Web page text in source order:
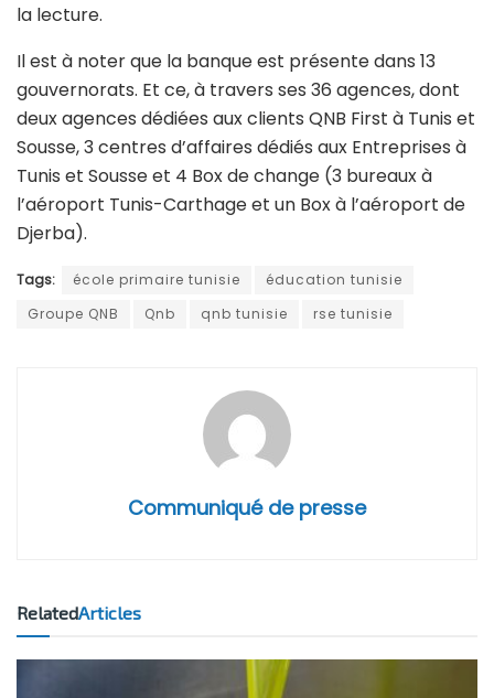
la lecture.
Il est à noter que la banque est présente dans 13
gouvernorats. Et ce, à travers ses 36 agences, dont
deux agences dédiées aux clients QNB First à Tunis et
Sousse, 3 centres d’affaires dédiés aux Entreprises à
Tunis et Sousse et 4 Box de change (3 bureaux à
l’aéroport Tunis-Carthage et un Box à l’aéroport de
Djerba).
Tags: école primaire tunisie
éducation tunisie
Groupe QNB
Qnb qnb tunisie rse tunisie
Communiqué de presse
RelatedArticles